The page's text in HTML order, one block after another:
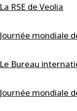
La RSE de Veolia
Journée mondiale
Le Bureau
Journée mondiale